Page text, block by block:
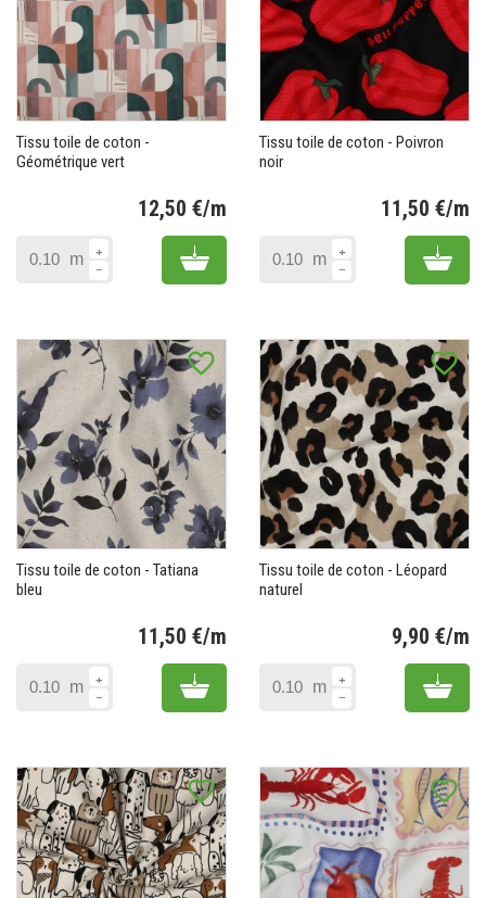
Tissu toile de coton -
Géométrique vert
12,50 €/m
m Add to cart
Tissu toile de coton - Poivron
noir
11,50 €/m
m Add
favorite_border
Tissu toile de coton - Tatiana
bleu
11,50 €/m
m Add to cart
favorite_border
Tissu toile de coton - Léopard
naturel
9,90 €/m
m Add
favorite_border favorite_border